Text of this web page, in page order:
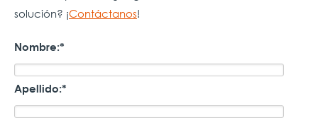
solución? ¡Contáctanos!
Nombre:*
Apellido:*